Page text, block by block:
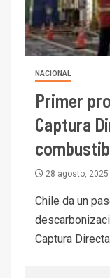
NACIONAL
Primer
Captura
28 agosto, 2025
Chile da un
Captura
6
7